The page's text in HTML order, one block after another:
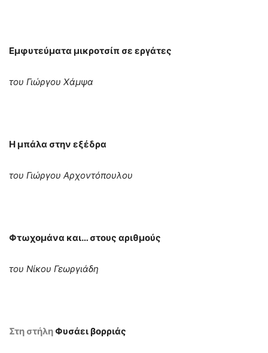
Εμφυτεύματα μικροτσίπ σε εργάτες
του Γιώργου Χάμψα
Η μπάλα στην εξέδρα
του Γιώργου Αρχοντόπουλου
Φτωχομάνα και… στους αριθμούς
του Νίκου Γεωργιάδη
Στη στήλη Φυσάει βορριάς